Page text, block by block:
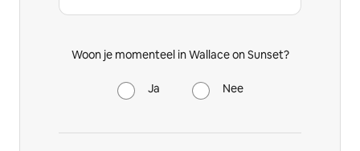
Woon je momenteel in Wallace on Sunset?
Ja Nee